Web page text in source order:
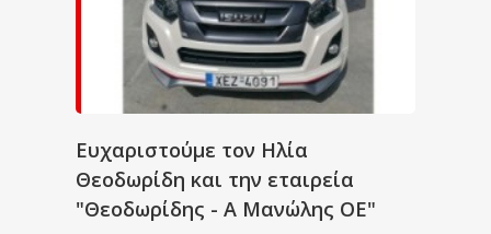
Ευχαριστούμε τον Ηλία
Θεοδωρίδη και την εταιρεία
"Θεοδωρίδης - Α Μανώλης ΟΕ"